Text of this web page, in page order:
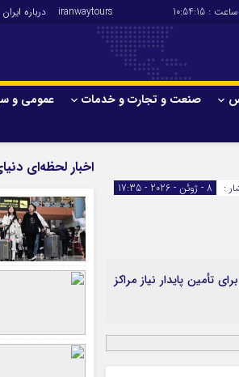
ساعت : 10:54:15
iranwaytours درباره
صنعت و تجارت و خدمات
عمومی و
بانک و بیمه و فارکس
ارزدیجیتال
:
8 - ژوئن - 2026 - 17:35
تأمین پایدار نیاز مراکز
اخبار لحظه‌ای